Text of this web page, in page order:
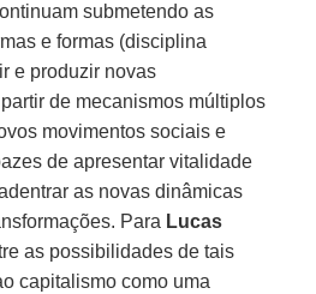
submetendo as
e formas (disciplina
e produzir novas
de mecanismos múltiplos
movimentos sociais e
de apresentar vitalidade
as novas dinâmicas
Para Lucas
as possibilidades de tais
capitalismo como uma